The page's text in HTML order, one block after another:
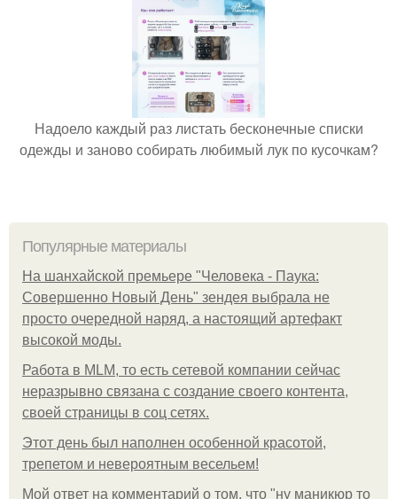
Надоело каждый раз листать бесконечные списки
одежды и заново собирать любимый лук по кусочкам?
Популярные материалы
На шанхайской премьере "Человека - Паука:
Совершенно Новый День" зендея выбрала не
просто очередной наряд, а настоящий артефакт
высокой моды.
Работа в MLM, то есть сетевой компании сейчас
неразрывно связана с создание своего контента,
своей страницы в соц сетях.
Этот день был наполнен особенной красотой,
трепетом и невероятным весельем!
Мой ответ на комментарий о том, что "ну маникюр то